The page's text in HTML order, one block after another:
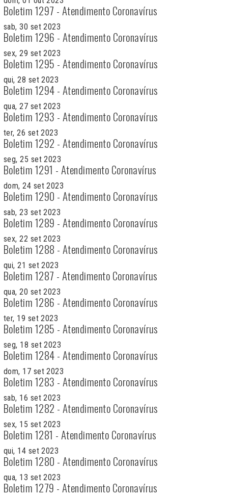
Boletim 1297 - Atendimento Coronavírus
sab, 30 set 2023
Boletim 1296 - Atendimento Coronavírus
sex, 29 set 2023
Boletim 1295 - Atendimento Coronavírus
qui, 28 set 2023
Boletim 1294 - Atendimento Coronavírus
qua, 27 set 2023
Boletim 1293 - Atendimento Coronavírus
ter, 26 set 2023
Boletim 1292 - Atendimento Coronavírus
seg, 25 set 2023
Boletim 1291 - Atendimento Coronavírus
dom, 24 set 2023
Boletim 1290 - Atendimento Coronavírus
sab, 23 set 2023
Boletim 1289 - Atendimento Coronavírus
sex, 22 set 2023
Boletim 1288 - Atendimento Coronavírus
qui, 21 set 2023
Boletim 1287 - Atendimento Coronavírus
qua, 20 set 2023
Boletim 1286 - Atendimento Coronavírus
ter, 19 set 2023
Boletim 1285 - Atendimento Coronavírus
seg, 18 set 2023
Boletim 1284 - Atendimento Coronavírus
dom, 17 set 2023
Boletim 1283 - Atendimento Coronavírus
sab, 16 set 2023
Boletim 1282 - Atendimento Coronavírus
sex, 15 set 2023
Boletim 1281 - Atendimento Coronavírus
qui, 14 set 2023
Boletim 1280 - Atendimento Coronavírus
qua, 13 set 2023
Boletim 1279 - Atendimento Coronavírus